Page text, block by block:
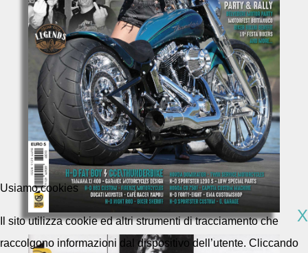
Usiamo cookies
X
Il sito utilizza cookie ed altri strumenti di tracciamento che
raccolgono informazioni dal dispositivo dell’utente. Cliccando